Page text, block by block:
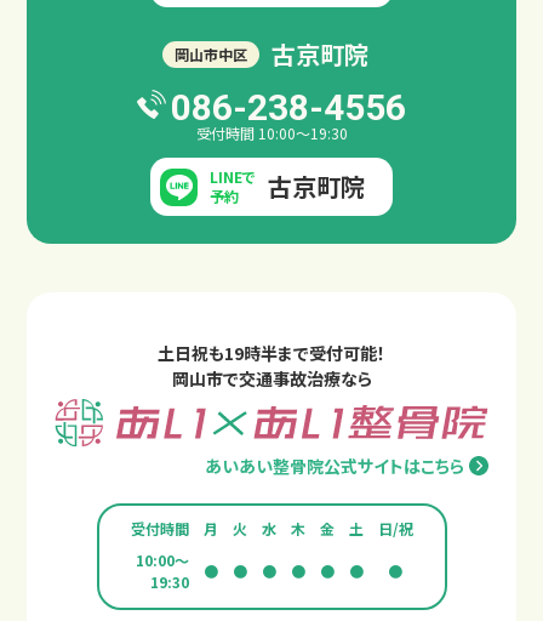
岡山市中区 古京町院
086-238-4556
受付時間 10:00～19:30
LINEで
予約
古京町院
土日祝も19時半まで受付可能！
岡山市で交通事故治療なら
あいあい整骨院公式サイトはこちら
受付時間 月 火 水 木 金 土
日/祝
10:00～
19:30
● ● ● ● ● ● ●